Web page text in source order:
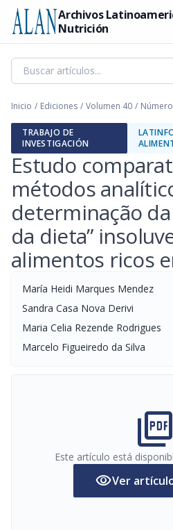
Archivos
Nutrición
Inicio / Ediciones / Volumen 40 / Número
TRABAJO DE
INVESTIGACIÓN
Estudo
métodos
determinação
da dieta”
alimentos ricos
María Heidi Marques Mendez
Sandra Casa Nova Derivi
Maria Celia Rezende Rodrigues
Marcelo Figueiredo da Silva
picture_as_pdf
Este artículo está
visibilityVer